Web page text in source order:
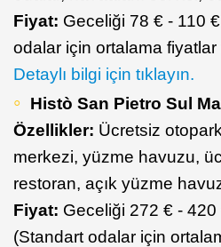
Fiyat: Geceliği 78 € - 110
odalar için ortalama fiyatlar
Detaylı bilgi için tıklayın.
Histò San Pietro Sul
Özellikler: Ücretsiz
merkezi, yüzme havuzu,
restoran, açık yüzme
Fiyat: Geceliği 272 € - 420
(Standart odalar için